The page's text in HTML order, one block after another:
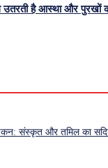
उतरती है आस्था और पुरखों
संस्कृत और तमिल का